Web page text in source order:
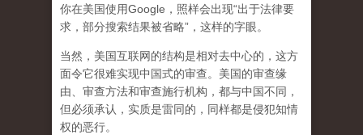
你在美国使用Google，照样会出现“出于法律要
求，部分搜索结果被省略”，这样的字眼。
当然，美国互联网的结构是相对去中心的，这方
面令它很难实现中国式的审查。美国的审查缘
由、审查方法和审查施行机构，都与中国不同，
但必须承认， 实质是雷同的，同样都是侵犯知情
权的恶行。